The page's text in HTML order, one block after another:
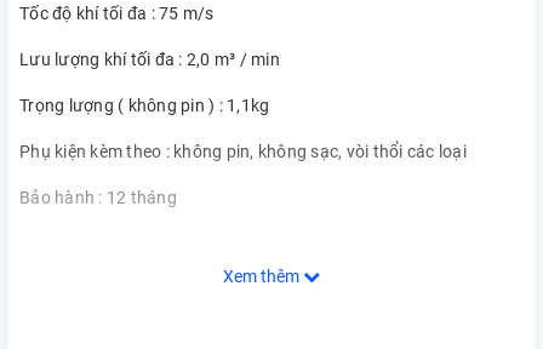
Tốc độ khí tối đa : 75 m/s
Lưu lượng khí tối đa : 2,0 m³ / min
Trọng lượng ( không pin ) : 1,1kg
Phụ kiện kèm theo : không pin, không sạc, vòi thổi các loại
Bảo hành : 12 tháng
Xem thêm